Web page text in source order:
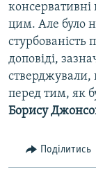
консервативні
цим. Але було
стурбованість
доповіді,
стверджували,
перед тим, як
Борису
Поділитись